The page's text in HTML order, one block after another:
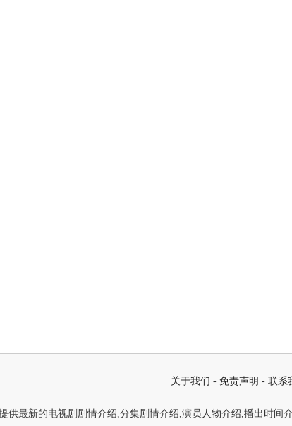
关于我们 - 免责声明 - 联系
供最新的电视剧剧情介绍,分集剧情介绍,演员人物介绍,播出时间